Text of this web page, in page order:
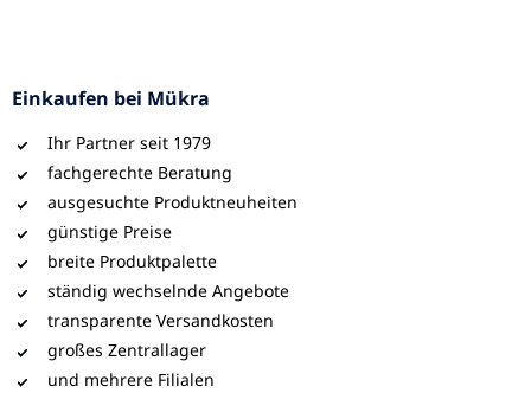
Einkaufen bei Mükra
Ihr Partner seit 1979
fachgerechte Beratung
ausgesuchte Produktneuheiten
günstige Preise
breite Produktpalette
ständig wechselnde Angebote
transparente Versandkosten
großes Zentrallager
und mehrere Filialen